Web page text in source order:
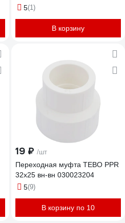
5(1)
В корзину
19 ₽ /шт
Переходная муфта TEBO PPR
32x25 вн-вн 030023204
5(9)
В корзину по 10